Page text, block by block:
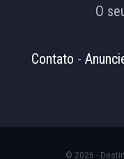
O
Contato -
© 2026 -